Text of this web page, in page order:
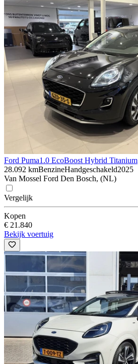
Ford Puma1.0 EcoBoost Hybrid Titanium
28.092 kmBenzineHandgeschakeld2025
Van Mossel Ford Den Bosch, (NL)
Vergelijk
Kopen
€ 21.840
Bekijk voertuig